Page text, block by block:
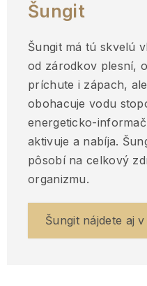
Šungit
Šungit má tú skvelú
od zárodkov plesní,
príchute i zápach,
obohacuje vodu
energeticko-
aktivuje a nabíja.
pôsobí na celkový
organizmu.
Šungit nájdete aj